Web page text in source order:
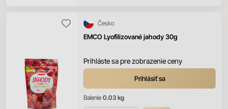
EMCO Lyofilizované jahody 30g
Česko
Prihláste sa pre zobrazenie ceny
Prihlásiť sa
Balenie 0.03 kg